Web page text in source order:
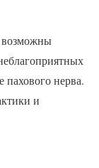
возможны
нерва.
и